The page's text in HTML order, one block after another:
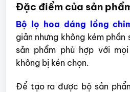
Đặc điểm của sản
Bộ lọ hoa dáng lồng
giản nhưng không kém
sản phẩm phù hợp với
không bị kén chọn.
Để tạo ra được bộ sản